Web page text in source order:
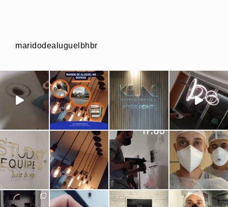
maridodealuguelbhbr